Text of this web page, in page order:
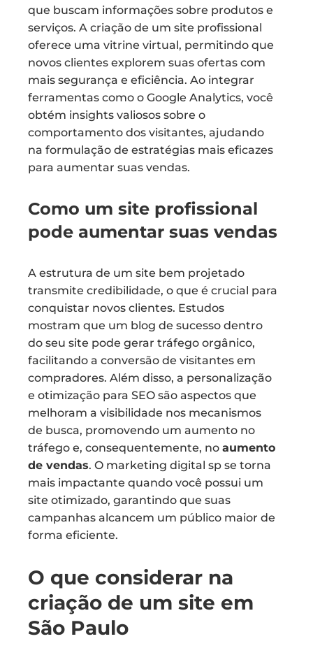
que buscam informações sobre produtos e
serviços. A criação de um site profissional
oferece uma vitrine virtual, permitindo que
novos clientes explorem suas ofertas com
mais segurança e eficiência. Ao integrar
ferramentas como o Google Analytics, você
obtém insights valiosos sobre o
comportamento dos visitantes, ajudando
na formulação de estratégias mais eficazes
para aumentar suas vendas.
Como um site profissional
pode aumentar suas vendas
A estrutura de um site bem projetado
transmite credibilidade, o que é crucial para
conquistar novos clientes. Estudos
mostram que um blog de sucesso dentro
do seu site pode gerar tráfego orgânico,
facilitando a conversão de visitantes em
compradores. Além disso, a personalização
e otimização para SEO são aspectos que
melhoram a visibilidade nos mecanismos
de busca, promovendo um aumento no
tráfego e, consequentemente, no aumento
de vendas. O marketing digital sp se torna
mais impactante quando você possui um
site otimizado, garantindo que suas
campanhas alcancem um público maior de
forma eficiente.
O que considerar na
criação de um site em
São Paulo